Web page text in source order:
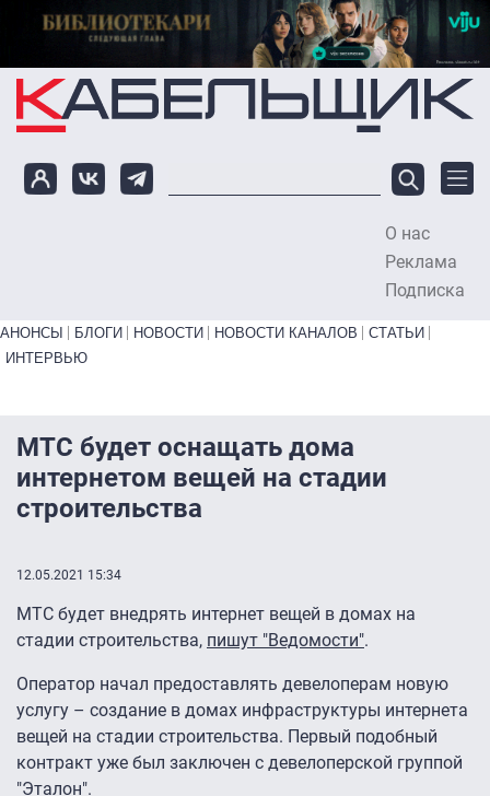
Перейти к основному содержанию
О нас
Реклама
Подписка
Primary links bottom
АНОНСЫ БЛОГИ НОВОСТИ НОВОСТИ КАНАЛОВ
СТАТЬИ
ИНТЕРВЬЮ
МТС будет оснащать дома
интернетом вещей на стадии
строительства
12.05.2021 15:34
МТС будет внедрять интернет вещей в домах на
стадии строительства, пишут "Ведомости".
Оператор начал предоставлять девелоперам новую
услугу – создание в домах инфраструктуры интернета
вещей на стадии строительства. Первый подобный
контракт уже был заключен с девелоперской группой
"Эталон".